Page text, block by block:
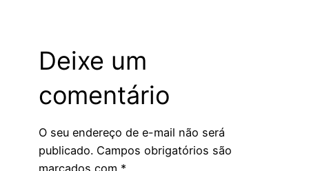
Deixe um
comentário
O seu endereço de e-mail não será
publicado. Campos obrigatórios são